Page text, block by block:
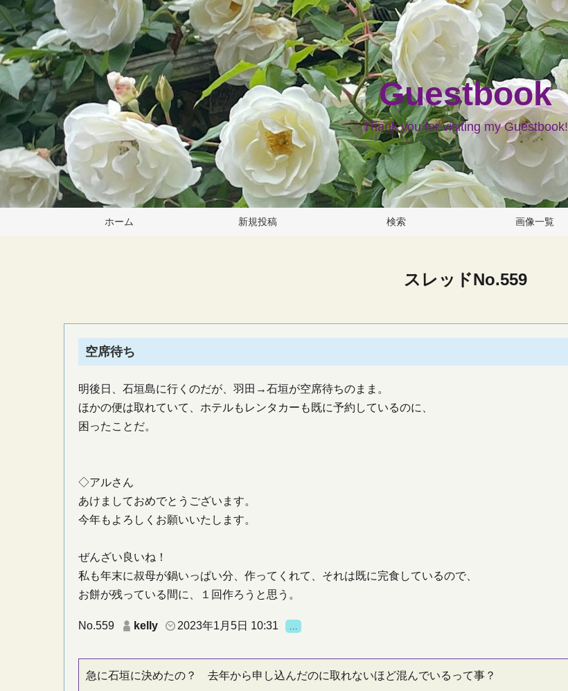
Guestbook
Thank you for visiting my Guestbook!
ホーム 新規投稿 検索 画像一覧
スレッドNo.559
空席待ち
明後日、石垣島に行くのだが、羽田→石垣が空席待ちのまま。
ほかの便は取れていて、ホテルもレンタカーも既に予約しているのに、
困ったことだ。
◇アルさん
あけましておめでとうございます。
今年もよろしくお願いいたします。
ぜんざい良いね！
私も年末に叔母が鍋いっぱい分、作ってくれて、それは既に完食しているので、
お餅が残っている間に、１回作ろうと思う。
No.559 kelly 2023年1月5日 10:31
急に石垣に決めたの？ 去年から申し込んだのに取れないほど混んでいるって事？